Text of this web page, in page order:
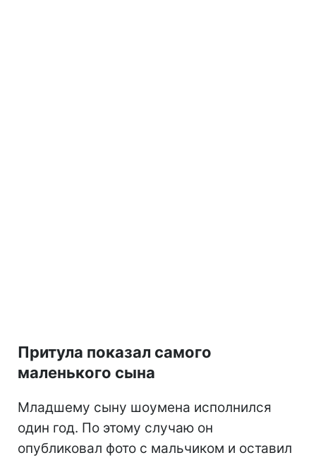
Притула показал самого
маленького сына
Младшему сыну шоумена исполнился
один год. По этому случаю он
опубликовал фото с мальчиком и оставил